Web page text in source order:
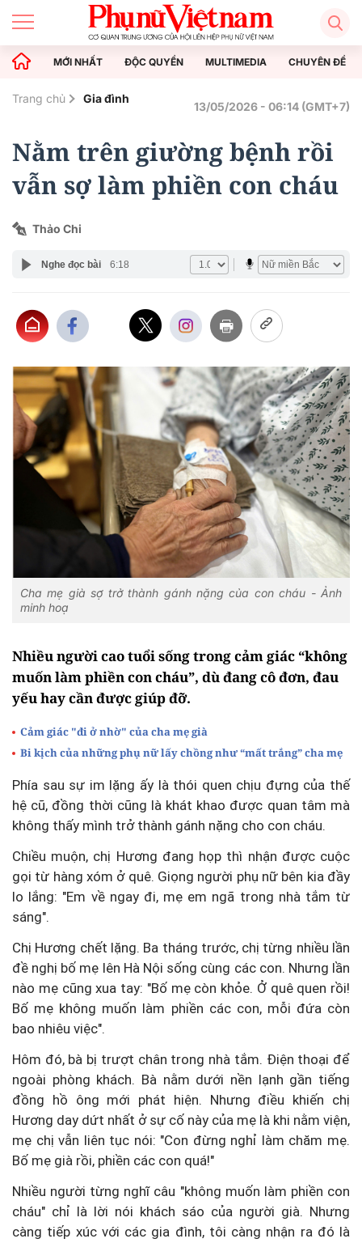
MỚI NHẤT ĐỘC QUYỀN MULTIMEDIA CHUYÊN ĐỀ
Trang chủ Gia đình
13/05/2026 - 06:14 (GMT+7)
Nằm trên giường bệnh rồi
vẫn sợ làm phiền con cháu
Thảo Chi
Nghe đọc bài 6:18
Cha mẹ già sợ trở thành gánh nặng của con cháu - Ảnh
minh hoạ
Nhiều người cao tuổi sống trong cảm giác “không
muốn làm phiền con cháu”, dù đang cô đơn, đau
yếu hay cần được giúp đỡ.
Cảm giác "đi ở nhờ" của cha mẹ già
Bi kịch của những phụ nữ lấy chồng như “mất trắng” cha mẹ
Phía sau sự im lặng ấy là thói quen chịu đựng của thế
hệ cũ, đồng thời cũng là khát khao được quan tâm mà
không thấy mình trở thành gánh nặng cho con cháu.
Chiều muộn, chị Hương đang họp thì nhận được cuộc
gọi từ hàng xóm ở quê. Giọng người phụ nữ bên kia đầy
lo lắng: "Em về ngay đi, mẹ em ngã trong nhà tắm từ
sáng".
Chị Hương chết lặng. Ba tháng trước, chị từng nhiều lần
đề nghị bố mẹ lên Hà Nội sống cùng các con. Nhưng lần
nào mẹ cũng xua tay: "Bố mẹ còn khỏe. Ở quê quen rồi!
Bố mẹ không muốn làm phiền các con, mỗi đứa còn
bao nhiêu việc".
Hôm đó, bà bị trượt chân trong nhà tắm. Điện thoại để
ngoài phòng khách. Bà nằm dưới nền lạnh gần tiếng
đồng hồ ông mới phát hiện. Nhưng điều khiến chị
Hương day dứt nhất ở sự cố này của mẹ là khi nằm viện,
mẹ chị vẫn liên tục nói: "Con đừng nghỉ làm chăm mẹ.
Bố mẹ già rồi, phiền các con quá!"
Nhiều người từng nghĩ câu "không muốn làm phiền con
cháu" chỉ là lời nói khách sáo của người già. Nhưng
càng tiếp xúc với các gia đình, tôi càng nhận ra đó là